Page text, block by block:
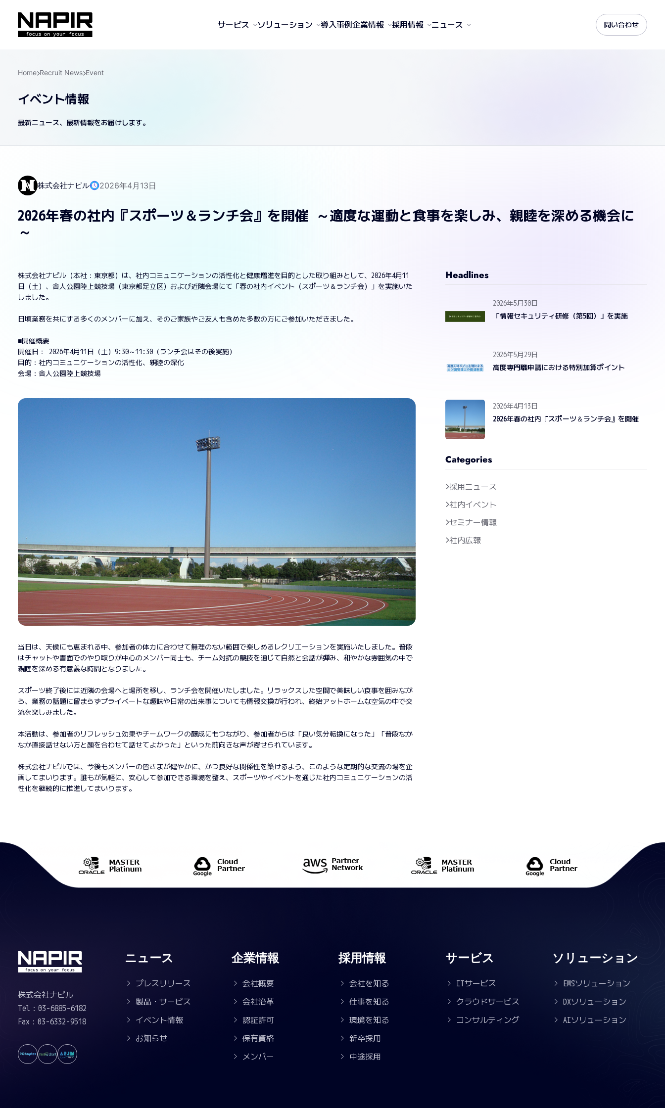
サービス ソリューション 導入事例企業情報 採用情報 ニュース 問い合わせ
Home Recruit News Event
イベント情報
最新ニュース、最新情報をお届けします。
株式会社ナピル 2026年4月13日
2026年春の社内『スポーツ＆ランチ会』を開催 ～適度な運動と食事を楽しみ、親睦を深める機会に
～
株式会社ナピル（本社：東京都）は、社内コミュニケーションの活性化と健康増進を目的とした取り組みとして、2026年4月11
日（土）、舎人公園陸上競技場（東京都足立区）および近隣会場にて「春の社内イベント（スポーツ＆ランチ会）」を実施いた
しました。
日頃業務を共にする多くのメンバーに加え、そのご家族やご友人も含めた多数の方にご参加いただきました。
■開催概要
開催日： 2026年4月11日（土）9:30～11:30（ランチ会はその後実施）
目的：社内コミュニケーションの活性化、親睦の深化
会場：舎人公園陸上競技場
当日は、天候にも恵まれる中、参加者の体力に合わせて無理のない範囲で楽しめるレクリエーションを実施いたしました。普段
はチャットや書面でのやり取りが中心のメンバー同士も、チーム対抗の競技を通じて自然と会話が弾み、和やかな雰囲気の中で
親睦を深める有意義な時間となりました。
スポーツ終了後には近隣の会場へと場所を移し、ランチ会を開催いたしました。リラックスした空間で美味しい食事を囲みなが
ら、業務の話題に留まらずプライベートな趣味や日常の出来事についても情報交換が行われ、終始アットホームな空気の中で交
流を楽しみました。
本活動は、参加者のリフレッシュ効果やチームワークの醸成にもつながり、参加者からは「良い気分転換になった」「普段なか
なか直接話せない方と顔を合わせて話せてよかった」といった前向きな声が寄せられています。
株式会社ナピルでは、今後もメンバーの皆さまが健やかに、かつ良好な関係性を築けるよう、このような定期的な交流の場を企
画してまいります。誰もが気軽に、安心して参加できる環境を整え、スポーツやイベントを通じた社内コミュニケーションの活
性化を継続的に推進してまいります。
Headlines
2026年5月30日
「情報セキュリティ研修（第5回）」を実施
2026年5月29日
高度専門職申請における特別加算ポイント
2026年4月13日
2026年春の社内『スポーツ＆ランチ会』を開催
Categories
採用ニュース
社内イベント
セミナー情報
社内広報
株式会社ナピル
Tel：03-6885-6182
Fax：03-6332-9518
ニュース
プレスリリース
製品・サービス
イベント情報
お知らせ
企業情報
会社概要
会社沿革
認証許可
保有資格
メンバー
採用情報
会社を知る
仕事を知る
環境を知る
新卒採用
中途採用
サービス
ITサービス
クラウドサービス
コンサルティング
ソリューション
EMSソリューション
DXソリューション
AIソリューション